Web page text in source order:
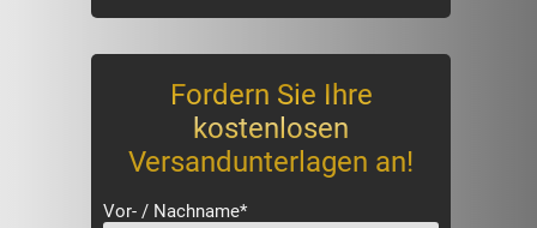
Fordern Sie Ihre
kostenlosen
Versandunterlagen an!
Vor- / Nachname*